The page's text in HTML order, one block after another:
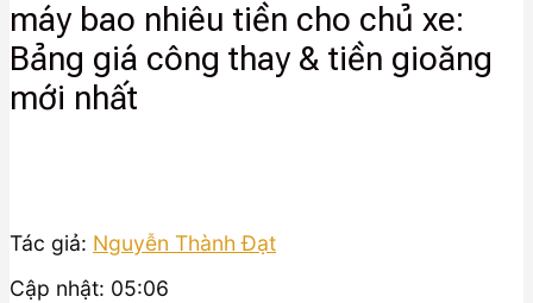
máy bao nhiêu tiền cho chủ xe:
Bảng giá công thay & tiền gioăng
mới nhất
Tác giả: Nguyễn Thành Đạt
Cập nhật: 05:06